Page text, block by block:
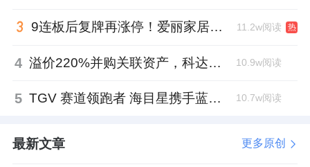
9连板后复牌再涨停！爱丽家居市盈率318倍，跨界收购案尚未落地 11.2w阅读 热
4 溢价220%并购关联资产，科达制造近75亿元重组被否 10.9w阅读
5 TGV 赛道领跑者 海目星携手蓝思科技掘金先进封装 10.7w阅读
最新文章 更多原创